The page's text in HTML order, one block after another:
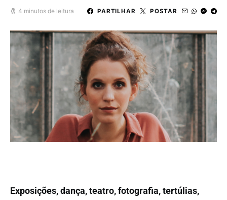
4 minutos de leitura PARTILHAR POSTAR
Exposições, dança, teatro, fotografia, tertúlias,